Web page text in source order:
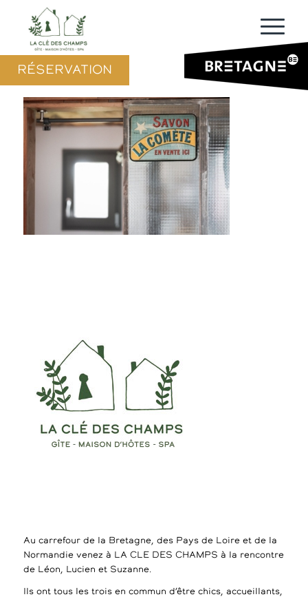
RÉSERVATION
Au carrefour de la Bretagne, des Pays de Loire et de la
Normandie venez à LA CLE DES CHAMPS à la rencontre
de Léon, Lucien et Suzanne.
Ils ont tous les trois en commun d’être chics, accueillants,